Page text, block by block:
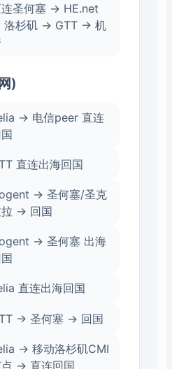
连圣何塞 → HE.net
杉矶 → GTT → 机
)
→ 电信peer 直连
直连出海回国
→ 圣何塞/圣克
→ 回国
→ 圣何塞 出海
直连出海回国
→ 圣何塞 → 回国
→ 移动洛杉矶CMI
→ 直连回国